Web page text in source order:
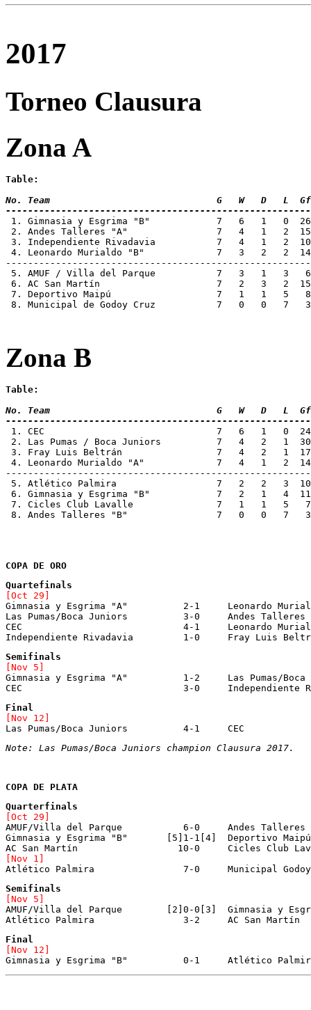
2017
Torneo Clausura
Zona A
Table:
No. Team 			      G   W   D
1. Gimnasia y Esgrima "B"
2. Andes Talleres "A"		      7
3. Independiente Rivadavia
4. Leonardo Murialdo "B"
5. AMUF / Villa del Parque
6. AC San Martín		      7
7. Deportivo Maipú		      7
8. Municipal de Godoy Cruz
Zona B
Table:
No. Team 			      G   W   D
1. CEC				      7   6   1
2. Las Pumas / Boca Juniors
3. Fray Luis Beltrán		      7
4. Leonardo Murialdo "A"
5. Atlético Palmira		      7
6. Gimnasia y Esgrima "B"
7. Cicles Club Lavalle
8. Andes Talleres "B"
COPA DE ORO
Gimnasia y Esgrima "A"		2-1	Leonardo Murialdo "A"
Las Pumas/Boca Juniors		3-0	Andes Talleres "A"
CEC				4-1	Leonardo Murialdo "B"
Independiente Rivadavia		1-0	Fray Luis
Gimnasia y Esgrima "A"		1-2	Las Pumas/Boca Juniors
Note: Las Pumas/Boca Juniors champion Clausura 2017.
COPA DE PLATA
AMUF/Villa del Parque		6-0	Andes Talleres "B"
Gimnasia y Esgrima "B"	     [5]1-1[4]	Deportivo Maipú
[Nov 1]
Atlético Palmira		7-0	Municipal
[Nov 5]
AMUF/Villa del Parque	     [2]0-0[3]	Gimnasia y Esgrima "B"
Atlético Palmira		3-2	AC San Martín
[Nov 12]